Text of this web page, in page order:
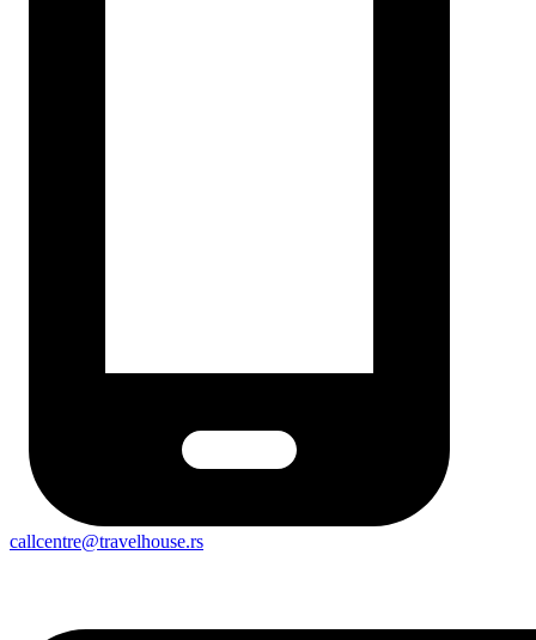
callcentre@travelhouse.rs